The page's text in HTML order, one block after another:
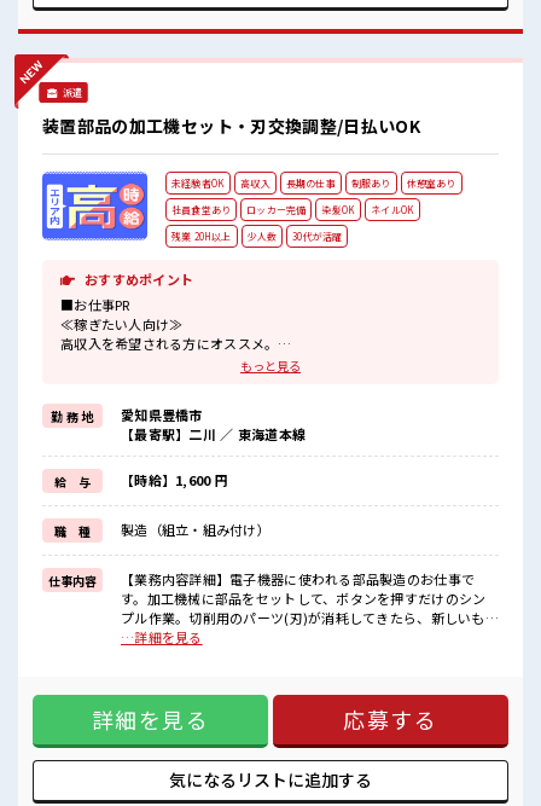
の服装の悩み解消♪ ■職場の雰囲気 髪型にこだわりのあるア
ナタは必見！ 髪型自由な職場！ 休憩室で楽しくおしゃべり！
派遣
装置部品の加工機セット・刃交換調整/日払いOK
未経験者OK 高収入 長期の仕事 制服あり
休憩室あり
社員食堂あり
ロッカー完備 染髪OK
ネイルOK
残業 20H以上
少人数 30代が活躍
おすすめポイント
■お仕事PR
≪稼ぎたい人向け≫
高収入を希望される方にオススメ。
残業は月20時間以上あります♪
基本的に髪色自由で明るすぎたり奇抜でなければOKです！
(規定有)≪ラクラク制服アリ≫
制服があるので、
毎日の服装の悩み解消♪
≪未経験OKの仕事≫
新しいことにチャレンジするのは不安だけど、
しっかり働く環境が整っています！
イチからスキルUP・ステップUP目指していきましょう！
≪自分に向いている仕事が探せる≫
困った事などがあれば、
担当がしっかりサポートします！
■職場の雰囲気
派手過ぎなければOKだから、
モチベーションもUP！
休憩室で楽しくおしゃべり！
ストレス解消☆
もっと見る
勤 務 地
愛知県豊橋市
【最寄駅】二川 ／ 東海道本線
給 与 【時給】1,600 円
職 種 製造（組立・組み付け）
仕事内容
【業務内容詳細】電子機器に使われる部品製造のお仕事で
す。加工機械に部品をセットして、ボタンを押すだけのシン
プル作業。切削用のパーツ(刃)が消耗してきたら、新しいもの
に交換したり、数値を少し調整して加工【取扱製品情報】自
メ。 残業は月20時間以上あります♪ ≪髪型自由≫ 基本的に髪
色自由で明るすぎたり奇抜でなければOKです！ (規定有)≪ラ
クラク制服アリ≫ 制服があるので、 毎日の服装の悩み解消♪
≪未経験OKの仕事≫ 新しいことにチャレンジするのは不安だ
けど、 しっかり働く環境が整っています！ イチからスキル
UP・ステップUP目指していきましょう！ ≪自分に向いてい
…詳細を見る
詳細を見る 応募する
気になるリストに追加する